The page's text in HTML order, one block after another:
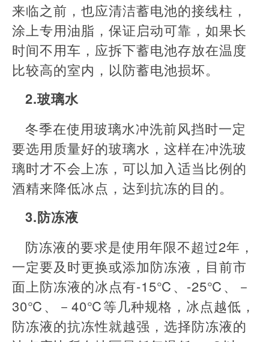
来临之前，也应清洁蓄电池的接线柱，
涂上专用油脂，保证启动可靠，如果长
时间不用车，应拆下蓄电池存放在温度
比较高的室内，以防蓄电池损坏。
2.玻璃水
冬季在使用玻璃水冲洗前风挡时一定
要选用质量好的玻璃水，这样在冲洗玻
璃时才不会上冻，可以加入适当比例的
酒精来降低冰点，达到抗冻的目的。
3.防冻液
防冻液的要求是使用年限不超过2年，
一定要及时更换或添加防冻液，目前市
面上防冻液的冰点有-15℃、-25℃、－
30℃、－40℃等几种规格，冰点越低，
防冻液的抗冻性就越强，选择防冻液的